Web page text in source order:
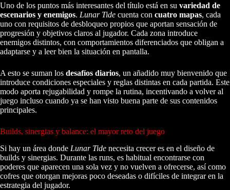
Uno de los puntos más interesantes del título está en su variedad de
escenarios y enemigos. Lunar Tide cuenta con cuatro mapas, cada
uno con requisitos de desbloqueo propios que aportan sensación de
progresión y objetivos claros al jugador. Cada zona introduce
enemigos distintos, con comportamientos diferenciados que obligan a
adaptarse y a leer bien la situación en pantalla.
A esto se suman los desafíos diarios, un añadido muy bienvenido que
introduce condiciones especiales y reglas distintas en cada partida. Este
modo aporta rejugabilidad y rompe la rutina, incentivando a volver al
juego incluso cuando ya se han visto buena parte de sus contenidos
principales.
Builds, sinergias y balance: el mayor reto del juego
Si hay un área donde Lunar Tide necesita crecer es en el diseño de
builds y sinergias. Durante las runs, es habitual encontrarse con
poderes que aparecen una sola vez y no vuelven a ofrecerse, así como
cofres que otorgan mejoras poco deseadas o difíciles de integrar en la
estrategia del jugador.